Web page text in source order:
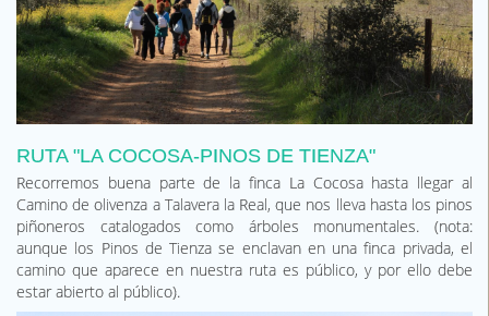
RUTA "LA COCOSA-PINOS DE TIENZA"
Recorremos buena parte de la finca La Cocosa hasta llegar al
Camino de olivenza a Talavera la Real, que nos lleva hasta los pinos
piñoneros catalogados como árboles monumentales. (nota:
aunque los Pinos de Tienza se enclavan en una finca privada, el
camino que aparece en nuestra ruta es público, y por ello debe
estar abierto al público).